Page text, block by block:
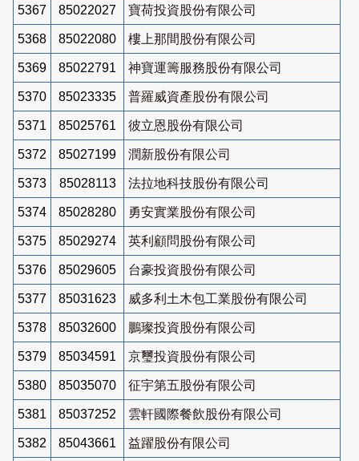
5367 85022027 寶荷投資股份有限公司
5368 85022080 樓上那間股份有限公司
5369 85022791 神寶運籌服務股份有限公司
5370 85023335 普羅威資產股份有限公司
5371 85025761 彼立恩股份有限公司
5372 85027199 潤新股份有限公司
5373 85028113 法拉地科技股份有限公司
5374 85028280 勇安實業股份有限公司
5375 85029274 英利顧問股份有限公司
5376 85029605 台豪投資股份有限公司
5377 85031623 威多利土木包工業股份有限公司
5378 85032600 鵬璨投資股份有限公司
5379 85034591 京璽投資股份有限公司
5380 85035070 征宇第五股份有限公司
5381 85037252 雲軒國際餐飲股份有限公司
5382 85043661 益躍股份有限公司